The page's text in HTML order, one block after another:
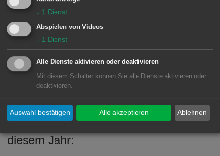
das Gasometer. Karten für 30 Euro
können, solange der Vorrat reicht,
noch bis Freitag, 15. September
2023, im Bezirksamt Wasseralfingen,
Zimmer 10, erworben werden.
Notieren Sie sich auch heute schon
den Termin unseres letzten Ausflugs in
diesem Jahr:
↓ 1 Dienst
Abspielen von Videos
↓ 1 Dienst
Alle Dienste aktivieren oder deaktivieren
Mit diesem Schalter können Sie alle Dienste aktivieren oder
deaktivieren.
Ablehnen
Auswahl bestätigen Alle akzeptieren